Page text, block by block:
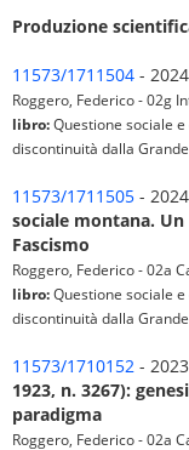
Produzione
11573/1711504 -
Roggero, Federico - 02g
libro:Questione sociale
discontinuità dalla
11573/1711505 -
sociale montana.
Fascismo
Roggero, Federico - 02a
libro:Questione sociale
discontinuità dalla
11573/1710152 -
1923, n. 3267):
paradigma
Roggero, Federico - 02a